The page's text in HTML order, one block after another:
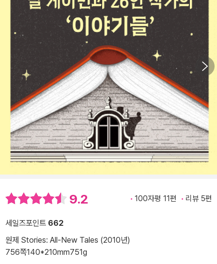
9.2 100자평 11편 리뷰 5편
세일즈포인트 662
원제 Stories: All-New Tales (2010년)
756쪽140*210mm751g